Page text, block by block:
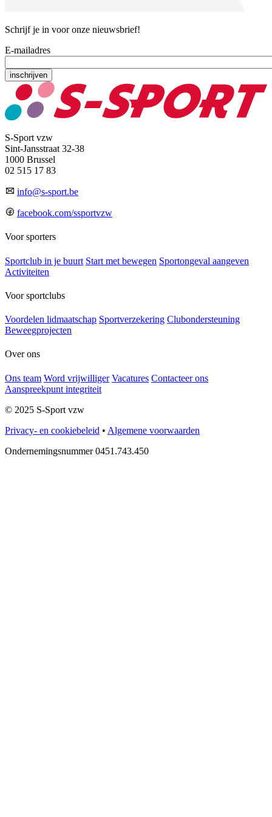
Schrijf je in voor onze nieuwsbrief!
E-mailadres
S-Sport vzw
Sint-Jansstraat 32-38
1000 Brussel
02 515 17 83
info@s-sport.be
facebook.com/ssportvzw
Voor sporters
Sportclub in je buurt Start met bewegen Sportongeval aangeven
Activiteiten
Voor sportclubs
Voordelen lidmaatschap Sportverzekering Clubondersteuning
Beweegprojecten
Over ons
Ons team Word vrijwilliger Vacatures Contacteer ons
Aanspreekpunt integriteit
© 2025 S-Sport vzw
Privacy- en cookiebeleid • Algemene voorwaarden
Ondernemingsnummer 0451.743.450